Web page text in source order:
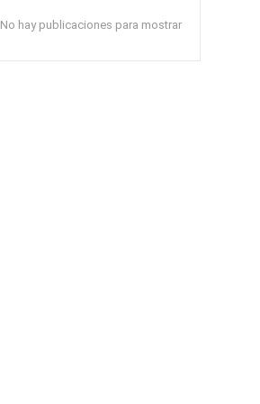
No hay publicaciones para mostrar